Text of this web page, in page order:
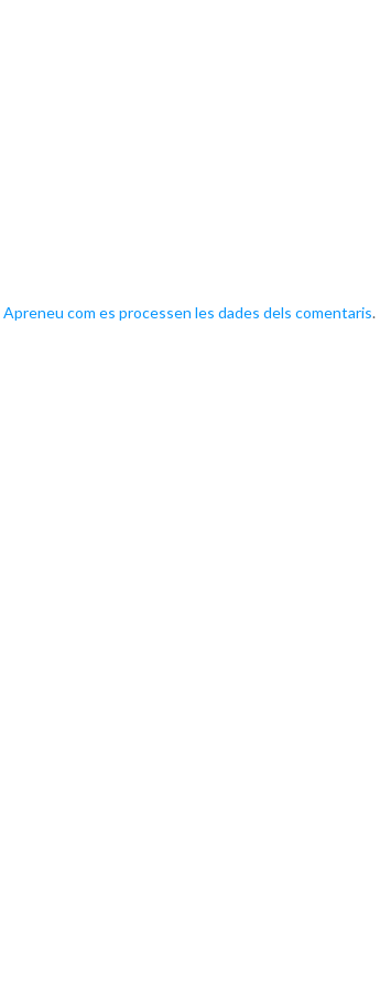
Apreneu com es processen les dades dels comentaris.